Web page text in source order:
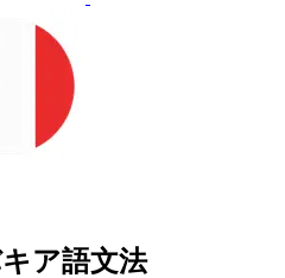
ア語文法